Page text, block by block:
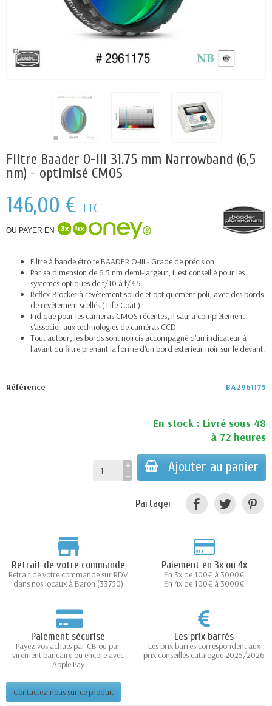
Filtre Baader O-III 31.75 mm Narrowband (6,5
nm) - optimisé CMOS
146,00 € TTC
OU PAYER EN
Filtre à bande étroite BAADER O-III - Grade de précision
Par sa dimension de 6.5 nm demi-largeur, il est conseillé pour les
systèmes optiques de f/10 à f/3.5
Reflex-Blocker à revêtement solide et optiquement poli, avec des bords
de revêtement scellés ( Life-Coat )
Indiqué pour les caméras CMOS récentes, il saura complètement
s'associer aux technologies de caméras CCD
Tout autour, les bords sont noircis accompagné d'un indicateur à
l'avant du filtre prenant la forme d'un bord extérieur noir sur le devant.
Référence BA2961175
En stock : Livré sous 48
à 72 heures
Ajouter au panier
Partager
Retrait de votre commande
Retrait de votre commande sur RDV
dans nos locaux à Baron (33750)
Paiement en 3x ou 4x
En 3x de 100€ à 3000€
En 4x de 100€ à 3000€
Paiement sécurisé
Payez vos achats par CB ou par
virement bancaire ou encore avec
Apple Pay
Les prix barrés
Les prix barrés correspondent aux
prix conseillés catalogue 2025/2026
Contactez-nous sur ce produit